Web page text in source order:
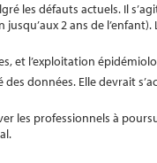
les défauts actuels. Il
2 ans de l’enfant).
et l’exploitation
données. Elle devrait
les professionnels à